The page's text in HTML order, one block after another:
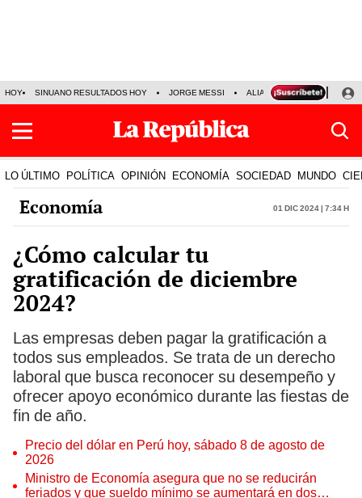
HOY SINUANO RESULTADOS HOY JORGE MESSI ALIANZA LIMA VS SPORT
LO ÚLTIMO POLÍTICA OPINIÓN ECONOMÍA SOCIEDAD MUNDO
Economía 01 Dic 2024 | 7:34 h
¿Cómo calcular tu
gratificación de diciembre
2024?
Las empresas deben pagar la gratificación a
todos sus empleados. Se trata de un derecho
laboral que busca reconocer su desempeño y
ofrecer apoyo económico durante las fiestas de
fin de año.
Precio del dólar en Perú hoy, sábado 8 de agosto de
2026
Ministro de Economía asegura que no se reducirán
feriados y que sueldo mínimo se aumentará en dos